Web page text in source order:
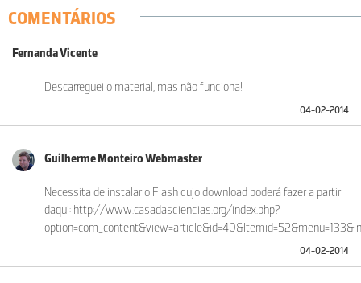
COMENTÁRIOS
Fernanda Vicente
Descarreguei o material, mas não funciona!
04-02-2014
Guilherme Monteiro Webmaster
Necessita de instalar o Flash cujo download poderá fazer a partir
daqui: http://www.casadasciencias.org/index.php?
04-02-2014